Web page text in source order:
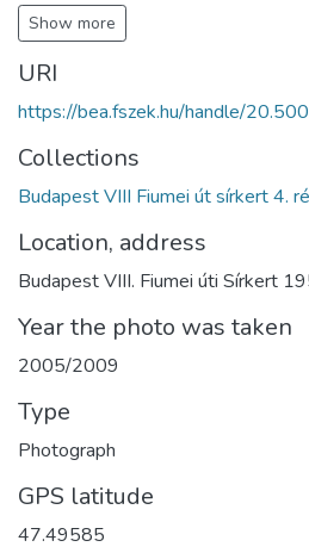
Show more
URI
https://bea.fszek.hu/handle/
Collections
Budapest VIII Fiumei út sírkert 4.
Location, address
Budapest VIII. Fiumei úti Sírkert
Year the photo was taken
2005/2009
Type
Photograph
GPS latitude
47.49585